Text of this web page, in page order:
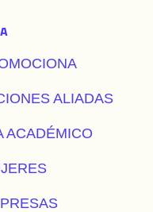
ALIADAS
ACADÉMICO